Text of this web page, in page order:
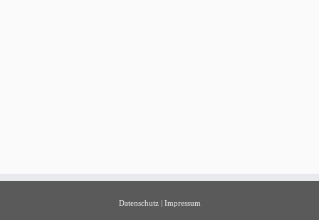
Datenschutz| Impressum